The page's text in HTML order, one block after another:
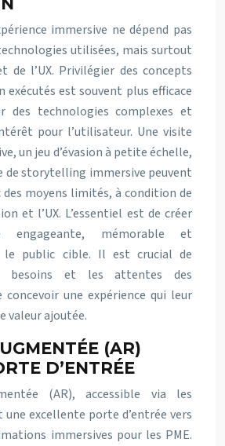
immersive ne dépend pas
utilisées, mais surtout
de l’UX. Privilégier des concepts
exécutés est souvent plus efficace
des technologies complexes et
pour l’utilisateur. Une visite
un jeu d’évasion à petite échelle,
de storytelling immersive peuvent
des moyens limités, à condition de
et l’UX. L’essentiel est de créer
engageante, mémorable et
le public cible. Il est crucial de
besoins et les attentes des
une expérience qui leur
valeur ajoutée.
(AR)
D’ENTRÉE
(AR), accessible via les
excellente porte d’entrée vers
immersives pour les PME.